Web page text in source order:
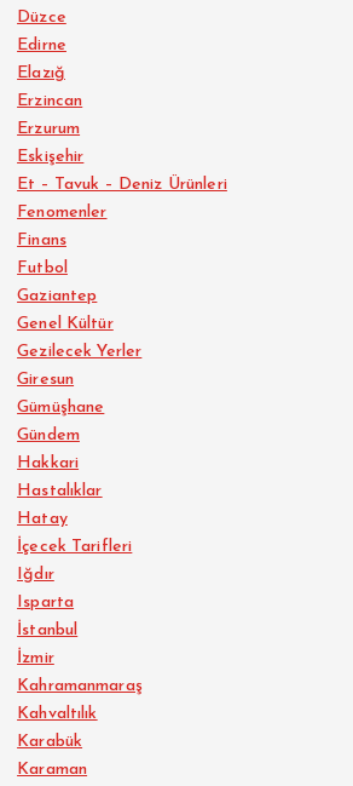
Düzce
Edirne
Elazığ
Erzincan
Erzurum
Eskişehir
Et – Tavuk – Deniz Ürünleri
Fenomenler
Finans
Futbol
Gaziantep
Genel Kültür
Gezilecek Yerler
Giresun
Gümüşhane
Gündem
Hakkari
Hastalıklar
Hatay
İçecek Tarifleri
Iğdır
Isparta
İstanbul
İzmir
Kahramanmaraş
Kahvaltılık
Karabük
Karaman